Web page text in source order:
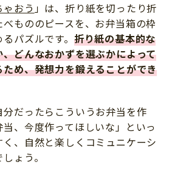
おう 」は、折り紙を切ったり折
もののピースを、お弁当箱の枠
パズルです。 折り紙の基本的な
どんなおかずを選ぶかによって
め、発想力を鍛えることができ
だったらこういうお弁当を作
、今度作ってほしいな」といっ
、自然と楽しくコミュニケーシ
ょう。